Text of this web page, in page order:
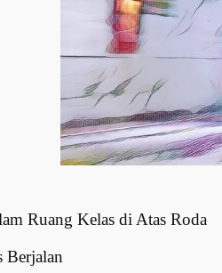
Ruang Kelas di Atas Roda
Berjalan